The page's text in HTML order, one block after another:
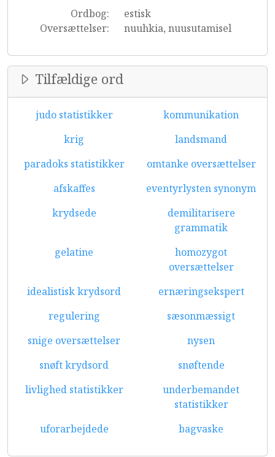
Ordbog:
estisk
Oversættelser:
nuuhkia, nuusutamisel
Tilfældige ord
judo statistikker
kommunikation
krig
landsmand
paradoks statistikker
omtanke oversættelser
afskaffes
eventyrlysten synonym
krydsede
demilitarisere
grammatik
gelatine
homozygot
oversættelser
idealistisk krydsord
ernæringsekspert
regulering
sæsonmæssigt
snige oversættelser
nysen
snøft krydsord
snøftende
livlighed statistikker
underbemandet
statistikker
uforarbejdede
bagvaske